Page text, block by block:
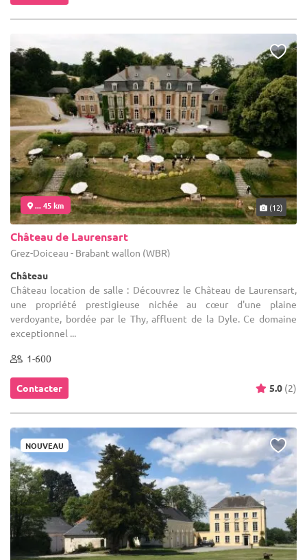
... 45 km (12)
Château de Laurensart
Grez-Doiceau - Brabant wallon (WBR)
Château
Château location de salle : Découvrez le Château de Laurensart,
une propriété prestigieuse nichée au cœur d'une plaine
verdoyante, bordée par le Thy, affluent de la Dyle. Ce domaine
exceptionnel ...
1-600
Contacter 5.0 (2)
NOUVEAU